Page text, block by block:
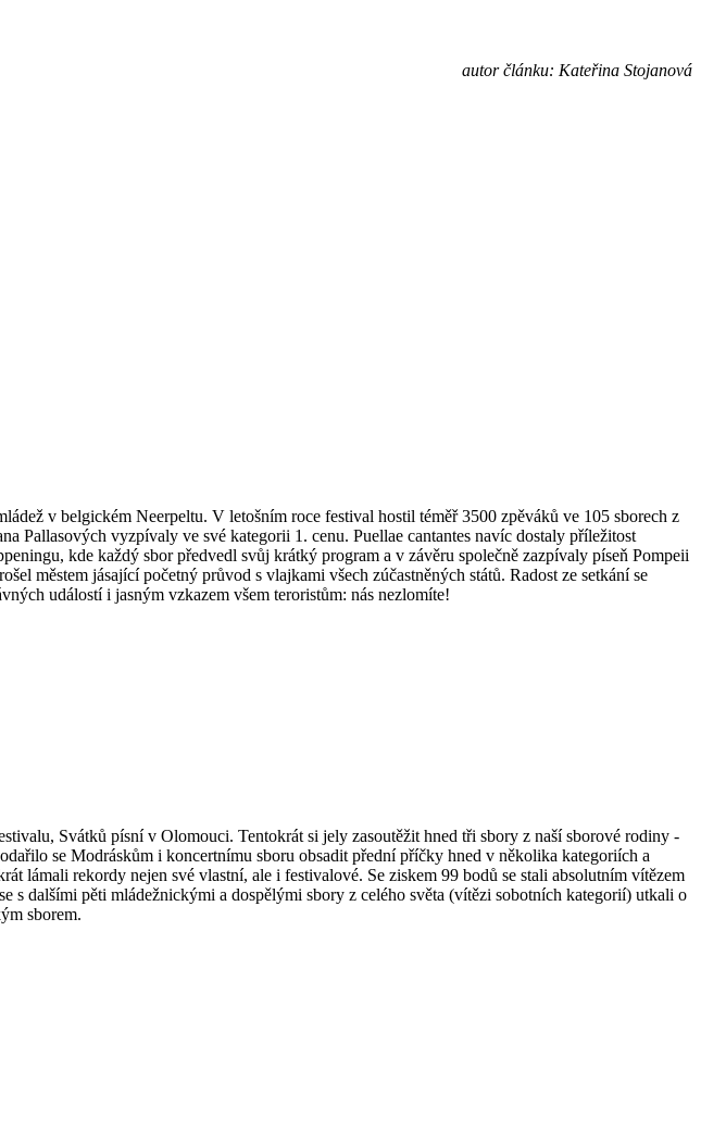
autor článku: Kateřina Stojanová
v belgickém Neerpeltu. V letošním roce festival hostil téměř 3500 zpěváků ve 105 sborech z
Pallasových vyzpívaly ve své kategorii 1. cenu. Puellae cantantes navíc dostaly příležitost
kde každý sbor předvedl svůj krátký program a v závěru společně zazpívaly píseň Pompeii
městem jásající početný průvod s vlajkami všech zúčastněných států. Radost ze setkání se
událostí i jasným vzkazem všem teroristům: nás nezlomíte!
Svátků písní v Olomouci. Tentokrát si jely zasoutěžit hned tři sbory z naší sborové rodiny -
se Modráskům i koncertnímu sboru obsadit přední příčky hned v několika kategoriích a
lámali rekordy nejen své vlastní, ale i festivalové. Se ziskem 99 bodů se stali absolutním vítězem
s dalšími pěti mládežnickými a dospělými sbory z celého světa (vítězi sobotních kategorií) utkali o
sborem.